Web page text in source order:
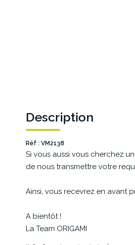
Description
Réf : VM2138
Si vous aussi vous cherchez
de nous transmettre votre
Ainsi, vous recevrez en avant
A bientôt !
La Team ORIGAMI